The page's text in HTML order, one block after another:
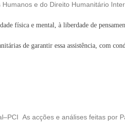
e do Direito Humanitário
física e mental, à liberdade de
de garantir essa assistência, com
As acções e análises feitas por